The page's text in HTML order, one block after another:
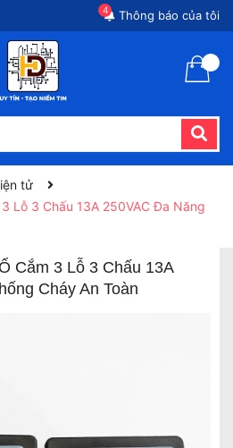
Thông báo của tôi
4
tử
Lỗ 3 Chấu 13A 250VAC Đa Năng
Cắm 3 Lỗ 3 Chấu 13A
Cháy An Toàn